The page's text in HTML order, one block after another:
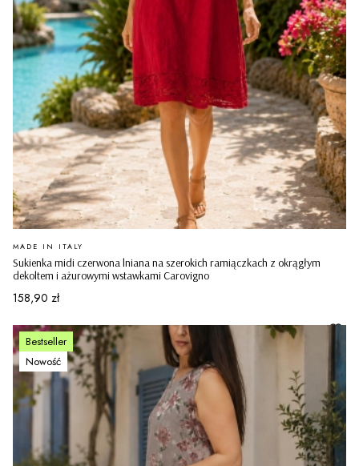
Sukienka midi czerwona lniana na szerokich ramiączkach z okrągłym
dekoltem i ażurowymi wstawkami Carovigno
PRODUCENT
MADE IN ITALY
Cena
158,90 zł
Bestseller
Nowość